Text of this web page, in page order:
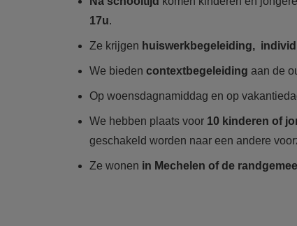
17u.
Ze krijgen huiswerkbegeleiding,
We bieden contextbegeleiding aan de
Op woensdagnamiddag en op
We hebben plaats voor 10 kinderen of
geschakeld worden naar een andere
Ze wonen in Mechelen of de